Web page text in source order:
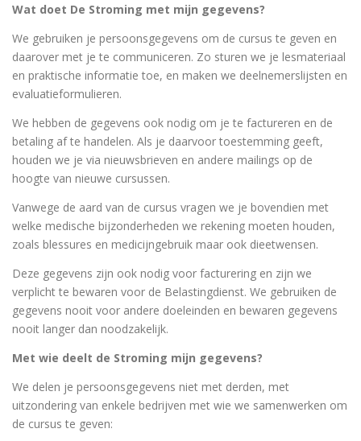
Wat doet De Stroming met mijn gegevens?
We gebruiken je persoonsgegevens om de cursus te geven en
daarover met je te communiceren. Zo sturen we je lesmateriaal
en praktische informatie toe, en maken we deelnemerslijsten en
evaluatieformulieren.
We hebben de gegevens ook nodig om je te factureren en de
betaling af te handelen. Als je daarvoor toestemming geeft,
houden we je via nieuwsbrieven en andere mailings op de
hoogte van nieuwe cursussen.
Vanwege de aard van de cursus vragen we je bovendien met
welke medische bijzonderheden we rekening moeten houden,
zoals blessures en medicijngebruik maar ook dieetwensen.
Deze gegevens zijn ook nodig voor facturering en zijn we
verplicht te bewaren voor de Belastingdienst. We gebruiken de
gegevens nooit voor andere doeleinden en bewaren gegevens
nooit langer dan noodzakelijk.
Met wie deelt de Stroming mijn gegevens?
We delen je persoonsgegevens niet met derden, met
uitzondering van enkele bedrijven met wie we samenwerken om
de cursus te geven: